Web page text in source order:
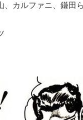
、カルファニ、鎌田